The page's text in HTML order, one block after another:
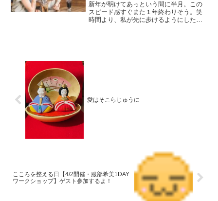
新年が明けてあっという間に半月。この
スピード感すぐまた１年終わりそう。笑
時間より、私が先に歩けるようにしたい
愛はそこらじゅうに
こころを整える日【4/2開催・服部希美1DAY
ワークショップ】ゲスト参加するよ！